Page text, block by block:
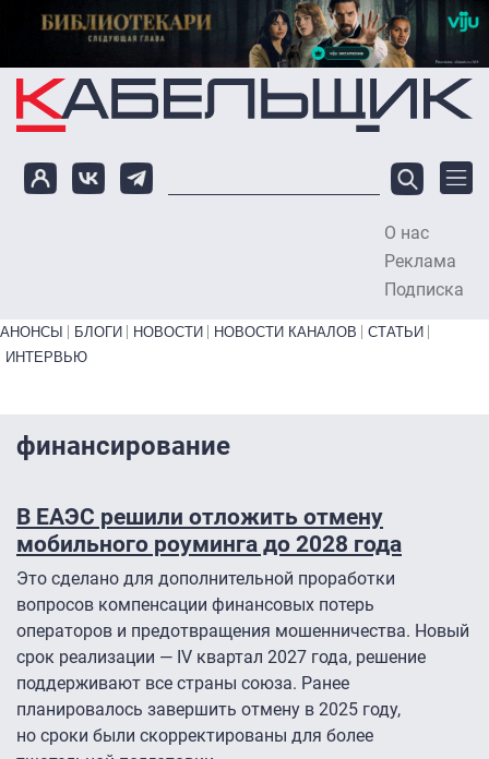
Перейти к основному содержанию
О нас
Реклама
Подписка
Primary links bottom
АНОНСЫ БЛОГИ НОВОСТИ НОВОСТИ КАНАЛОВ
СТАТЬИ
ИНТЕРВЬЮ
финансирование
В ЕАЭС решили отложить отмену
мобильного роуминга до 2028 года
Это сделано для дополнительной проработки
вопросов компенсации финансовых потерь
операторов и предотвращения мошенничества. Новый
срок реализации — IV квартал 2027 года, решение
поддерживают все страны союза. Ранее
планировалось завершить отмену в 2025 году,
но сроки были скорректированы для более